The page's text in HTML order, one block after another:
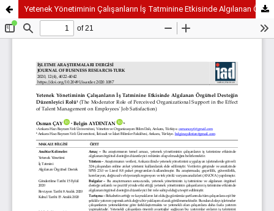
Yetenek Yönetiminin Çalışanların İş Tatminine Etkisinde Algılanan Örgütsel Desteğin Düzenleyici Rolü